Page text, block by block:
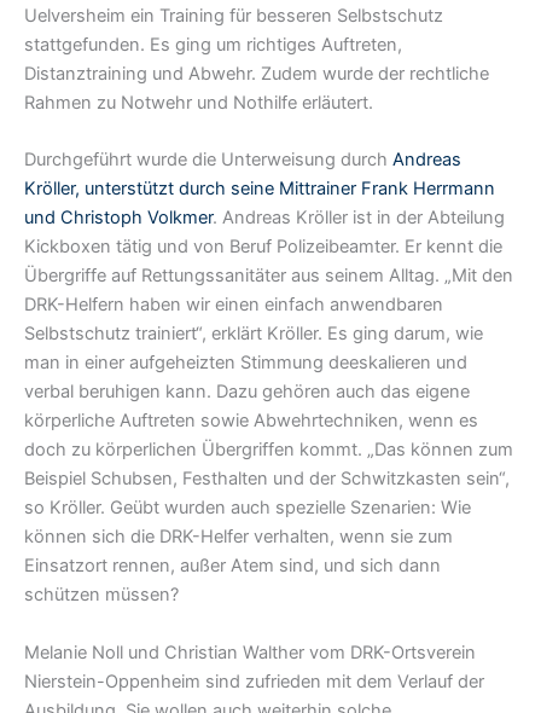
Uelversheim ein Training für besseren Selbstschutz
stattgefunden. Es ging um richtiges Auftreten,
Distanztraining und Abwehr. Zudem wurde der rechtliche
Rahmen zu Notwehr und Nothilfe erläutert.
Durchgeführt wurde die Unterweisung durch Andreas
Kröller, unterstützt durch seine Mittrainer Frank Herrmann
und Christoph Volkmer. Andreas Kröller ist in der Abteilung
Kickboxen tätig und von Beruf Polizeibeamter. Er kennt die
Übergriffe auf Rettungssanitäter aus seinem Alltag. „Mit den
DRK-Helfern haben wir einen einfach anwendbaren
Selbstschutz trainiert“, erklärt Kröller. Es ging darum, wie
man in einer aufgeheizten Stimmung deeskalieren und
verbal beruhigen kann. Dazu gehören auch das eigene
körperliche Auftreten sowie Abwehrtechniken, wenn es
doch zu körperlichen Übergriffen kommt. „Das können zum
Beispiel Schubsen, Festhalten und der Schwitzkasten sein“,
so Kröller. Geübt wurden auch spezielle Szenarien: Wie
können sich die DRK-Helfer verhalten, wenn sie zum
Einsatzort rennen, außer Atem sind, und sich dann
schützen müssen?
Melanie Noll und Christian Walther vom DRK-Ortsverein
Nierstein-Oppenheim sind zufrieden mit dem Verlauf der